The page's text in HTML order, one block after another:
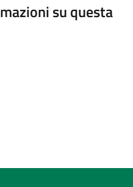
su questa